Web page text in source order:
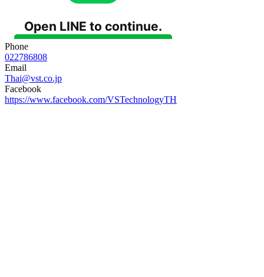
Phone
022786808
Email
Thai@vst.co.jp
Facebook
https://www.facebook.com/VSTechnologyTH